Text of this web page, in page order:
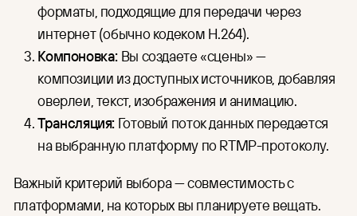
форматы, подходящие для передачи через
интернет (обычно кодеком H.264).
Компоновка: Вы создаете «сцены» —
композиции из доступных источников, добавляя
оверлеи, текст, изображения и анимацию.
Трансляция: Готовый поток данных передается
на выбранную платформу по RTMP-протоколу.
Важный критерий выбора — совместимость с
платформами, на которых вы планируете вещать.